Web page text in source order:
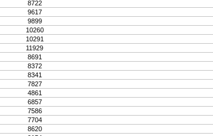
8722
9617
9899
10260
10291
11929
8691
8372
8341
7827
4861
6857
7586
7704
8620